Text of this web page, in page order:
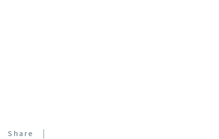
Share